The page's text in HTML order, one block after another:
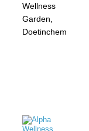
Wellness
Garden,
Doetinchem